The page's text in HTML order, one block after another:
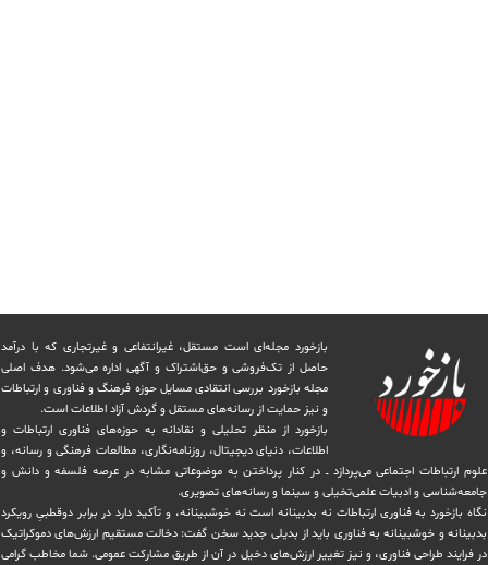
بازخورد مجله‌ای است مستقل، غیرانتفاعی و غیرتجاری که با درآمد
حاصل از تک‌فروشی و حق‌اشتراک و آگهی اداره می‌شود. ‏هدف اصلی
مجله بازخورد بررسی انتقادی مسایل حوزه فرهنگ و فناوری و ارتباطات
و نیز حمایت از رسانه‌های مستقل و‌ گردش ‏آزاد اطلاعات است.
بازخورد از منظر تحلیلی و نقادانه به حوزه‌های فناوری ارتباطات و
اطلاعات، دنیای دیجیتال، روزنامه‌نگاری، ‏مطالعات فرهنگی و رسانه، و
علوم ارتباطات اجتماعی می‌پردازد ــ در کنار پرداختن به موضوعاتی مشابه در عرصه فلسفه و دانش و
‏جامعه‌شناسی و ادبیات علمی‌تخیلی و سینما و رسانه‌های تصویری.
نگاه بازخورد به فناوری ارتباطات نه بدبینانه است نه خوشبینانه، و تأکید دارد ‏در برابر دوقطبیِ رویکرد
بدبینانه و خوشبینانه به فناوری باید از بدیلی جدید سخن گفت: دخالت مستقیم ارزش‌های دموکراتیک
در ‏فرایند طراحی فناوری، و نیز تغییر ارزش‌های دخيل در آن از طریق مشاركت عمومی. شما مخاطب گرامی